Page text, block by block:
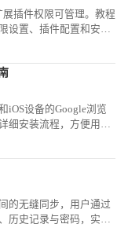
展插件权限可管理。教程
设置、插件配置和安全
iOS设备的Google浏览
细安装流程，方便用户
的无缝同步，用户通过
历史记录与密码，实现